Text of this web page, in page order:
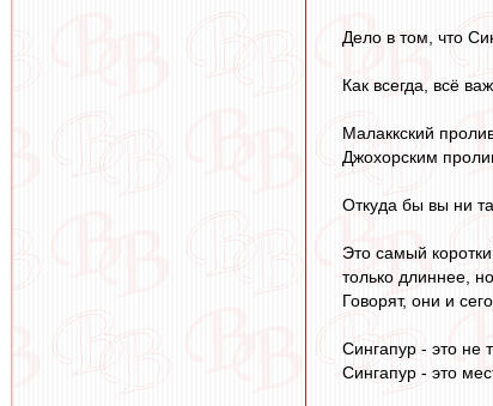
Дело в том, что
Как всегда, всё
Малаккский
Джохорским
Откуда бы вы ни
Это самый
только длиннее,
Говорят, они и
Сингапур - это не
Сингапур - это